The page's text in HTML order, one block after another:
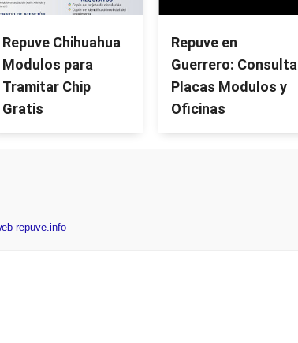
Repuve Chihuahua
Modulos para
Tramitar Chip
Gratis
Repuve en
Guerrero: Consulta
Placas Modulos y
Oficinas
repuve.info